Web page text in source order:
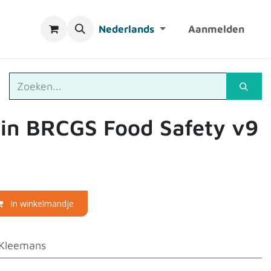
Nederlands Aanmelden
BRCGS Food Safety v9
In winkelmandje